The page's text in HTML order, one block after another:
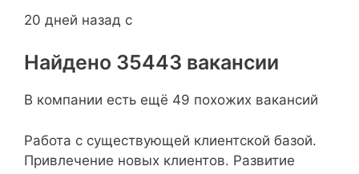
20 дней назад с
Найдено 35443 вакансии
В компании есть ещё 49 похожих вакансий
Работа с существующей клиентской базой.
Привлечение новых клиентов. Развитие